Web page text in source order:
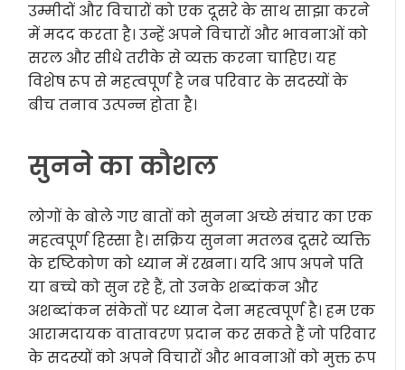
उम्मीदों और विचारों को एक दूसरे के साथ साझा करने
में मदद करता है। उन्हें अपने विचारों और भावनाओं को
सरल और सीधे तरीके से व्यक्त करना चाहिए। यह
विशेष रूप से महत्वपूर्ण है जब परिवार के सदस्यों के
बीच तनाव उत्पन्न होता है।
सुनने का कौशल
लोगों के बोले गए बातों को सुनना अच्छे संचार का एक
महत्वपूर्ण हिस्सा है। सक्रिय सुनना मतलब दूसरे व्यक्ति
के दृष्टिकोण को ध्यान में रखना। यदि आप अपने पति
या बच्चे को सुन रहे हैं, तो उनके शब्दांकन और
अशब्दांकन संकेतों पर ध्यान देना महत्वपूर्ण है। हम एक
आरामदायक वातावरण प्रदान कर सकते हैं जो परिवार
के सदस्यों को अपने विचारों और भावनाओं को मुक्त रूप